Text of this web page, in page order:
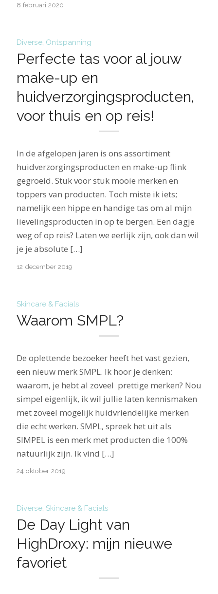
8 februari 2020
Diverse, Ontspanning
Perfecte tas voor al jouw
make-up en
huidverzorgingsproducten,
voor thuis en op reis!
In de afgelopen jaren is ons assortiment
huidverzorgingsproducten en make-up flink
gegroeid. Stuk voor stuk mooie merken en
toppers van producten. Toch miste ik iets;
namelijk een hippe en handige tas om al mijn
lievelingsproducten in op te bergen. Een dagje
weg of op reis? Laten we eerlijk zijn, ook dan wil
je je absolute […]
12 december 2019
Skincare & Facials
Waarom SMPL?
De oplettende bezoeker heeft het vast gezien,
een nieuw merk SMPL. Ik hoor je denken:
waarom, je hebt al zoveel prettige merken? Nou
simpel eigenlijk, ik wil jullie laten kennismaken
met zoveel mogelijk huidvriendelijke merken
die echt werken. SMPL, spreek het uit als
SIMPEL is een merk met producten die 100%
natuurlijk zijn. Ik vind […]
24 oktober 2019
Diverse, Skincare & Facials
De Day Light van
HighDroxy: mijn nieuwe
favoriet